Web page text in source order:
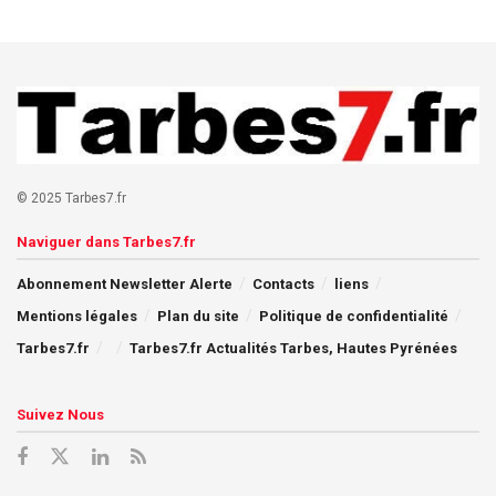
© 2025 Tarbes7.fr
Naviguer dans Tarbes7.fr
Abonnement Newsletter Alerte Contacts
liens
Mentions légales
Plan du site
Politique de confidentialité
Tarbes7.fr
Tarbes7.fr Actualités Tarbes, Hautes Pyrénées
Suivez Nous